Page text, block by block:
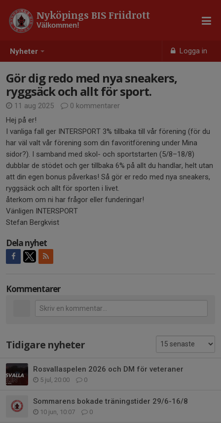
Nyheter Logga in
Nyköpings BIS Friidrott
Välkommen!
Gör dig redo med nya sneakers,
ryggsäck och allt för sport.
11 aug 2025
0 kommentarer
Hej på er!
I vanliga fall ger INTERSPORT 3% tillbaka till vår förening (för du
har väl valt vår förening som din favoritförening under Mina
sidor?). I samband med skol- och sportstarten (5/8–18/8)
dubblar de stödet och ger tillbaka 6% på allt du handlar, helt utan
att din egen bonus påverkas! Så gör er redo med nya sneakers,
ryggsäck och allt för sporten i livet.
återkom om ni har frågor eller funderingar!
Vänligen INTERSPORT
Stefan Bergkvist
Dela nyhet
Kommentarer
Tidigare nyheter
Rosvallaspelen 2026 och DM för veteraner
5 jul, 20:00 0
Sommarens bokade träningstider 29/6-16/8
10 jun, 10:07 0